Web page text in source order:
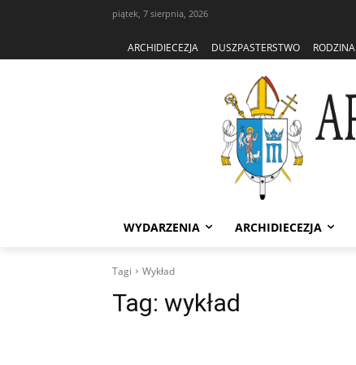
piątek, 7 sierpnia, 2026
ARCHIDIECEZJA DUSZPASTERSTWO RODZINA
WYDARZENIA ARCHIDIECEZJA
Tagi Wykład
Tag: wykład